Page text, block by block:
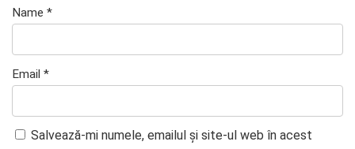
Name *
Email *
Salvează-mi numele, emailul și site-ul web în acest